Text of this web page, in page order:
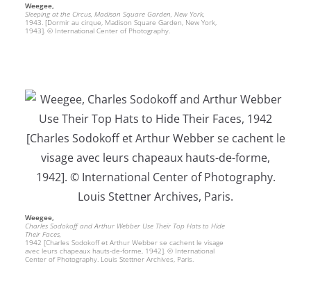
Weegee,
Sleeping at the Circus, Madison Square Garden, New York,
1943. [Dormir au cirque, Madison Square Garden, New York,
1943]. © International Center of Photography.
Weegee,
Charles Sodokoff and Arthur Webber Use Their Top Hats to Hide
Their Faces,
1942 [Charles Sodokoff et Arthur Webber se cachent le visage
avec leurs chapeaux hauts-de-forme, 1942]. © International
Center of Photography. Louis Stettner Archives, Paris.